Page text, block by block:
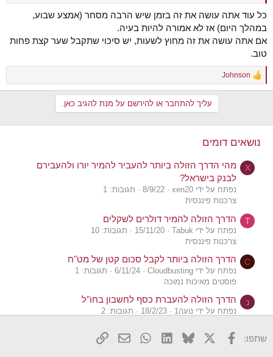
כל עוד אתה עושה את זה בזמן שיש הרבה מסחר (אמצע שבוע,
במהלך היום) אז לא אמורה להיות בעיה.
אם אתה עושה את זה מחוץ לשעות, יש סיכוי שתקבל שער קצת פחות
טוב.
R
e
i
n
Johnson
עליך להתחבר או להירשם על מנת להגיב כאן.
נושאים דומים
X
מהי הדרך הזולה ביותר להעביר להמיר יורו ולהעבירם
לבנק בישראל?
נפתח על ידי xen20 8/9/22
תגובות: 1
צרכנות פיננסית
T הדרך הזולה להמיר דולרים לשקלים
נפתח על ידי Tabuk 15/11/20
תגובות: 10
צרכנות פיננסית
C הדרך הזולה ביותר לקבל סכום קטן של מט"ח
נפתח על ידי Cloudbusting 6/11/24
תגובות: 1
פוסטים מאיכות נמוכה
נ הדרך הזולה להעברת כסף לחשבון בחו"ל
נפתח על ידי נועה1 18/2/23
תגובות: 2
מה הדרך הזולה ביותר להשקיע בעוקב סנופי בסכומים
שתפו: פייסבוק
X
Bluesky
LinkedIn
WhatsApp
דואר אלקטרוני
הוסף קישור